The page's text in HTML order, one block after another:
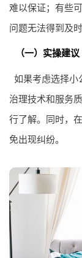
难以保证；有些
问题无法得到及时
（一）实操建议
如果考虑选择小
治理技术和服务
行了解。同时，
免出现纠纷。